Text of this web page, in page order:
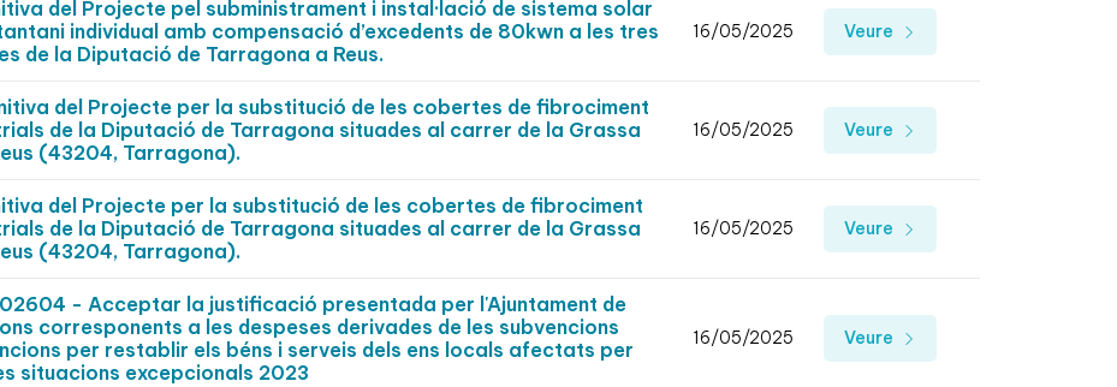
del Projecte pel subministrament i instal·lació de sistema solar
individual amb compensació d’excedents de 80kwn a les tres
de la Diputació de Tarragona a Reus.
16/05/2025 Veure
del Projecte per la substitució de les cobertes de fibrociment
de la Diputació de Tarragona situades al carrer de la Grassa
(43204, Tarragona).
16/05/2025 Veure
del Projecte per la substitució de les cobertes de fibrociment
de la Diputació de Tarragona situades al carrer de la Grassa
(43204, Tarragona).
16/05/2025 Veure
- Acceptar la justificació presentada per l'Ajuntament de
corresponents a les despeses derivades de les subvencions
per restablir els béns i serveis dels ens locals afectats per
situacions excepcionals 2023
16/05/2025 Veure